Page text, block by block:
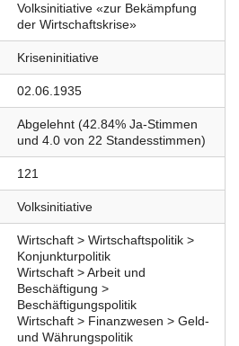
Volksinitiative «zur Bekämpfung
der Wirtschaftskrise»
Kriseninitiative
02.06.1935
Abgelehnt (42.84% Ja-Stimmen
und 4.0 von 22 Standesstimmen)
121
Volksinitiative
Wirtschaft > Wirtschaftspolitik >
Konjunkturpolitik
Wirtschaft > Arbeit und
Beschäftigung >
Beschäftigungspolitik
Wirtschaft > Finanzwesen > Geld-
und Währungspolitik